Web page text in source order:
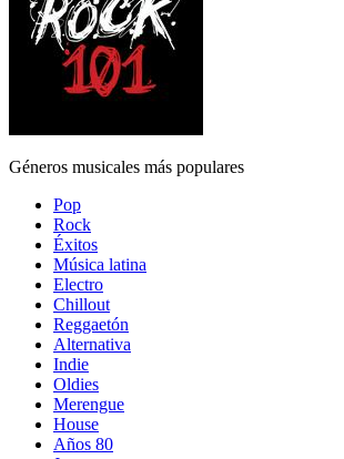
Géneros musicales más populares
Pop
Rock
Éxitos
Música latina
Electro
Chillout
Reggaetón
Alternativa
Indie
Oldies
Merengue
House
Años 80